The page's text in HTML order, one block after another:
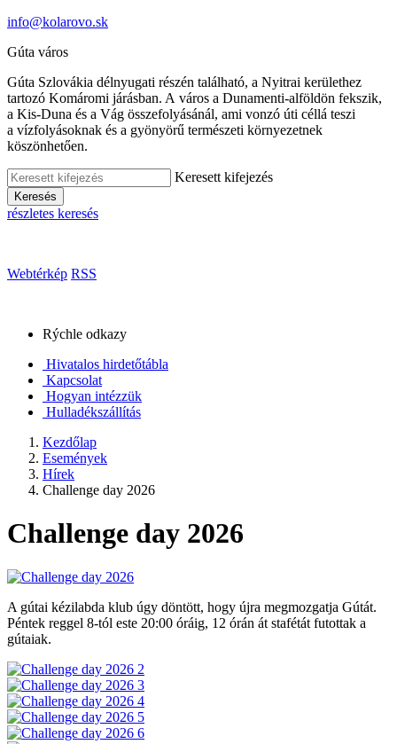
info@kolarovo.sk
Gúta város
Gúta Szlovákia délnyugati részén található, a Nyitrai kerülethez
tartozó Komáromi járásban. A város a Dunamenti-alföldön fekszik,
a Kis-Duna és a Vág összefolyásánál, ami vonzó úti céllá teszi
a vízfolyásoknak és a gyönyörű természeti környezetnek
köszönhetően.
Keresett kifejezés
Keresés
részletes keresés
Webtérkép RSS
Rýchle odkazy
Hivatalos hirdetőtábla
Kapcsolat
Hogyan intézzük
Hulladékszállítás
Kezdőlap
Események
Hírek
Challenge day 2026
Challenge day 2026
A gútai kézilabda klub úgy döntött, hogy újra megmozgatja Gútát.
Péntek reggel 8-tól este 20:00 óráig, 12 órán át stafétát futottak a
gútaiak.